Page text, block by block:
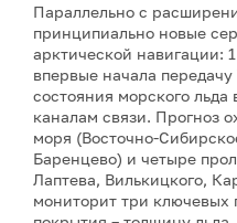
Параллельно с
принципиально новые
арктической навигации:
впервые начала
состояния морского
каналам связи. Прогноз
моря (Восточно-
Баренцево) и четыре
Лаптева, Вилькицкого,
мониторит три ключевых